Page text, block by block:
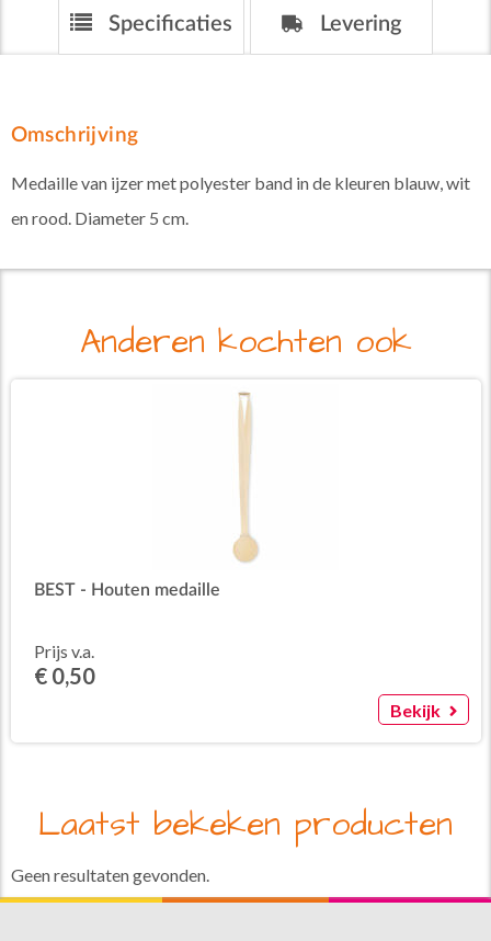
Specificaties Levering
Omschrijving
Medaille van ijzer met polyester band in de kleuren blauw, wit
en rood. Diameter 5 cm.
Anderen kochten ook
BEST - Houten medaille
Prijs v.a.
€ 0,50
Bekijk
Laatst bekeken producten
Geen resultaten gevonden.